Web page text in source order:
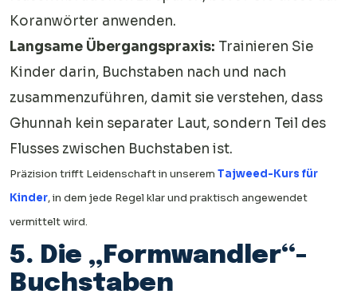
Koranwörter anwenden.
Langsame Übergangspraxis: Trainieren Sie
Kinder darin, Buchstaben nach und nach
zusammenzuführen, damit sie verstehen, dass
Ghunnah kein separater Laut, sondern Teil des
Flusses zwischen Buchstaben ist.
Präzision trifft Leidenschaft in unserem Tajweed-Kurs für
Kinder, in dem jede Regel klar und praktisch angewendet
vermittelt wird.
5. Die „Formwandler“-
Buchstaben